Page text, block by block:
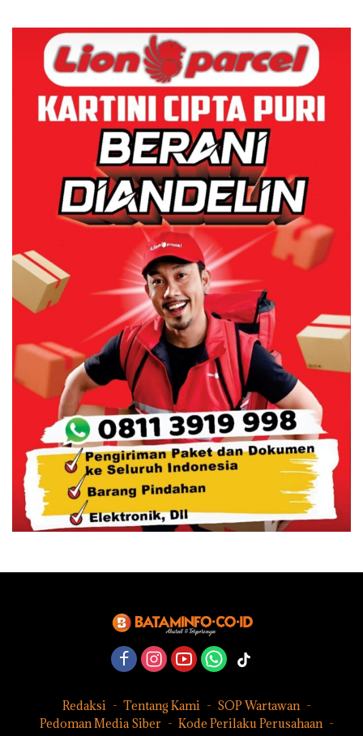
Redaksi Tentang Kami
SOP Wartawan
Pedoman Media Siber
Kode Perilaku Perusahaan